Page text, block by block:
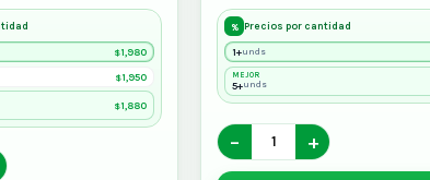
$1,980
$1,950
$1,880
% Precios por cantidad
1+unds
MEJOR
5+unds
− +